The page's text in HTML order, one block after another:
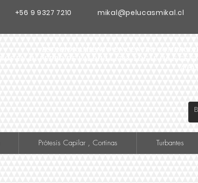
+56 9 9327 7210 mikal@pelucasmikal.cl
Prótesis Capilar , Cortinas Turbantes